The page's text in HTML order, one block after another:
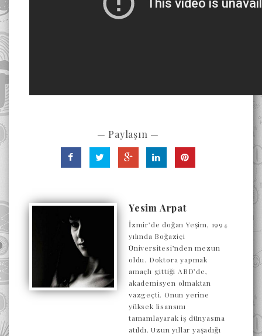
— Paylaşın —
Yesim Arpat
İzmir’de doğan Yeşim, 1994
yılında Boğaziçi
Üniversitesi’nden mezun
oldu. Doktora yapmak
amaçlı gittiği ABD’de,
akademisyen olmaktan
vazgeçti. Onun yerine
yüksek lisansını
tamamlayarak iş dünyasına
atıldı. Uzun yıllar yaşadığı